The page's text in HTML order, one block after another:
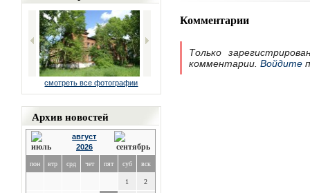
смотреть все фотографии
Архив новостей
август
2026
пон втр срд чет пят суб вск
1 2
Комментарии
Только
комментарии. Войдите